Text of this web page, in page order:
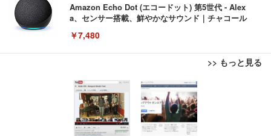
Amazon Echo Dot (エコードット) 第5世代 - Alex
a、センサー搭載、鮮やかなサウンド｜チャコール
￥7,480
>> もっと見る
[EdoErgo] オフィスチェア 椅子 テレワーク 疲れな
い 跳ね上げ式アームレスト コンパクト 約105度ロッ
キング pc 事務椅子 360度回転 座面昇降 強化ナイロ
ン樹脂ベース 通気性メッシュ 在宅ワーク H-WY01
(黒網+黒枠+黒足)
￥5,699
EIZO ビジネス向けプレミアムモニター | FlexScan
EV3240X-WT | 31.5型4K UHD・USB Type-C・ホワ
イト
￥105,595
Amazonベーシック ペットシーツ 薄型 レギュラー 1
回使い捨て 無香料 ホワイト 300枚
￥3,373